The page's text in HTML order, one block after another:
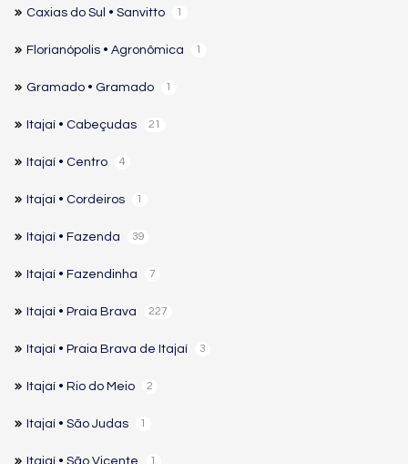
Caxias do Sul • Sanvitto 1
Florianópolis • Agronômica 1
Gramado • Gramado 1
Itajaí • Cabeçudas 21
Itajaí • Centro 4
Itajaí • Cordeiros 1
Itajaí • Fazenda 39
Itajaí • Fazendinha 7
Itajaí • Praia Brava 227
Itajaí • Praia Brava de Itajaí 3
Itajaí • Rio do Meio 2
Itajaí • São Judas 1
Itajaí • São Vicente 1